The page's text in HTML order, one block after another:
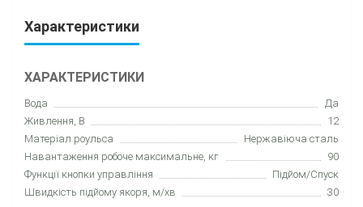
Характеристики
ХАРАКТЕРИСТИКИ
Вода
Да
Живлення, В
12
Матеріал роульса
Нержавіюча сталь
Навантаження робоче максимальне, кг
90
Функції кнопки управління
Підйом/Спуск
Швидкість підйому якоря, м/хв
30